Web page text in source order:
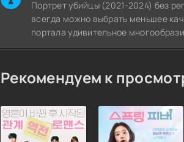
Портрет убийцы (2021-2024) без
всегда можно выбрать меньшее
портала удивительное
Рекомендуем к